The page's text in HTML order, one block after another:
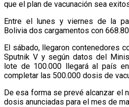
que el plan de vacunación sea
Entre el lunes y viernes de la
Bolivia dos cargamentos con
El sábado, llegaron contenedores
Sputnik V y según datos del
lote de 100.000 llegará al país
completar las 500.000 dosis de
De esa forma se prevé alcanzar el
dosis anunciadas para el mes de